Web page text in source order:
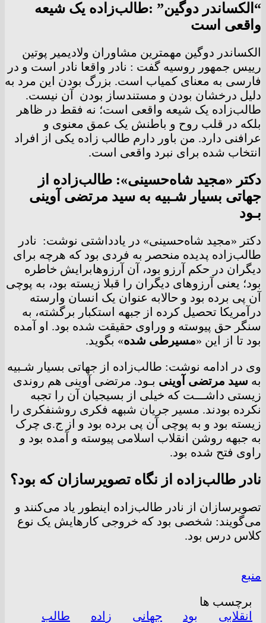
“الکساندر دوگین” :طالب‌زاده یک شیعه
واقعی است
الکساندر دوگین مهمترین مشاوران ولادیمیر پوتین
رییس جمهور روسیه گفت : نادر واقعا نادر است و در
فارسی به معنای کمیاب است. بزرگ بودن این مرد به
دلیل درخشان بودن و مستندساز بودن آن نیست.
طالب‌زاده یک شیعه واقعی است؛ نه فقط در ظاهر
بلکه در قلب روح و باطنش یک عمق معنوی و
عرافنی دارد. من باور دارم طالب زاده یکی از افراد
انتخاب شده برای نبرد واقعی است.
دکتر «مجید شاه‌حسینی»: طالب‌زاده از
جهاتی بسیار شـبیه به سید مرتضی آوینی
بـود
دکتر «مجید شاه‌حسینی» در یادداشتی نوشت: نادر
طالب‌زاده پدیده منحصر به فردی بود که هرچه برای
دیگران در حکم آرزو بود، آن آرزوهابرایش خاطره
بود؛ یعنی آرزوهای دیگران را قبلا زیسته بود، به پوچی
آن پی برده بود و حالابه عنوان یک انسان وارسته
درآمریکا تحصیل کرده از جبهه استکبار برگشته، به
سنگر حق پیوسته و وراوی حقیقت شده بود. او آمده
بود تا از این «مسیر طی شده» بگوید.
وی در ادامه نوشت: طالب‌زاده از جهاتی بسیار شـبیه
به سید مرتضی آوینی بـود. مرتضی آوینی هم روندی
زیستی داشـــت که خیلی از بسیجیان آن را تجبه
نکرده بودند. مسیر جریان شبهه فکری روشنفکری را
زیسته بود و به پوچی آن پی برده بود و از ج.ی چرک
به جبهه روشن انقلاب اسلامی پیوسته و آمده بود و
راوی فتح شده بود.
نادر طالب‌زاده از نگاه تصویرسازان که بود؟
تصویرسازان از نادر طالب‌زاده اینطور یاد می‌کنند و
می‌گویند: شخصی بود که خروجی کارهایش یک نوع
کلاس درس بود.
منبع
برچسب ها
انقلابی
بود جهانی زاده طالب